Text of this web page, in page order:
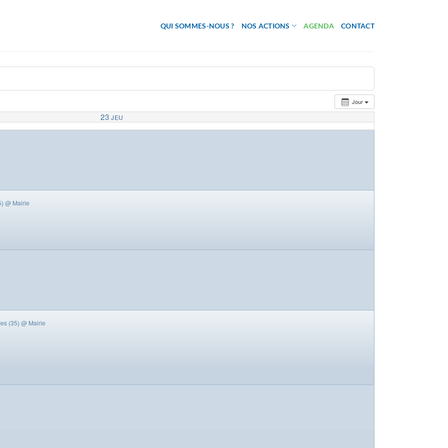
QUI SOMMES-NOUS ? NOS ACTIONS AGENDA CONTACT
Jour
23 JEU
@ Mairie
(35) @ Mairie